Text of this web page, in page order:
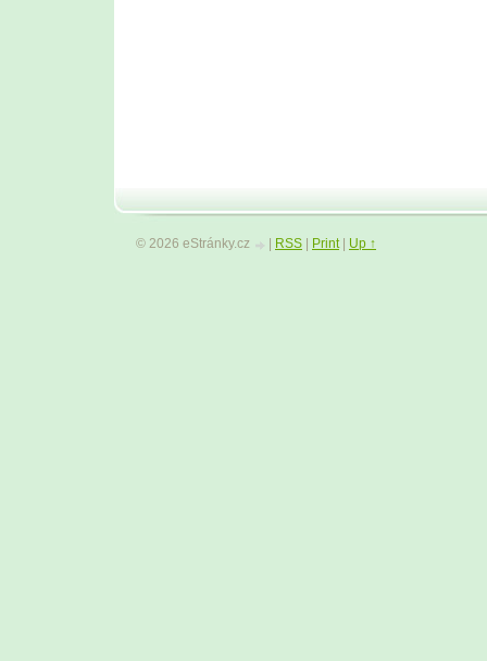
© 2026 eStránky.cz RSS Print| Up ↑